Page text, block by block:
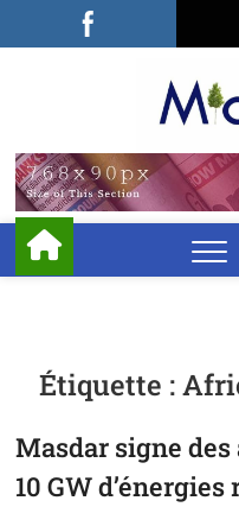
Facebook
LinkedIn
Étiquette :
Masdar signe
10 GW